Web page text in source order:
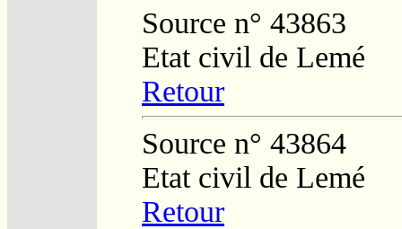
Source n° 43863
Etat civil de Lemé
Retour
Source n° 43864
Etat civil de Lemé
Retour